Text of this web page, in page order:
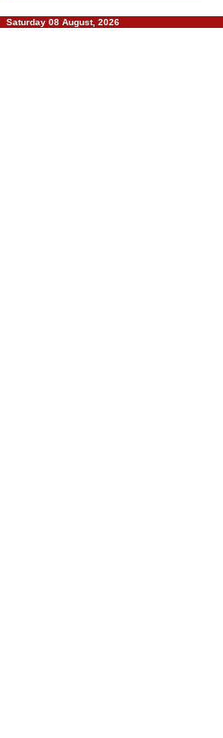
Saturday 08 August, 2026